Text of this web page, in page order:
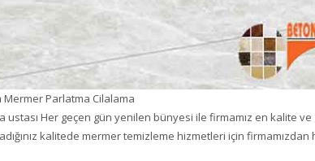
Parlatma Cilalama
a ustası Her geçen gün yenilen bünyesi ile firmamız en kalite
kalitede mermer temizleme hizmetleri için